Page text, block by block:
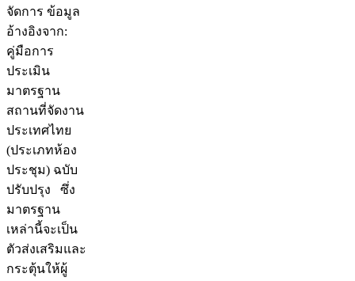
จัดการ ข้อมูล
อ้างอิงจาก:
คู่มือการ
ประเมิน
มาตรฐาน
สถานที่จัดงาน
ประเทศไทย
(ประเภทห้อง
ประชุม) ฉบับ
ปรับปรุง ซึ่ง
มาตรฐาน
เหล่านี้จะเป็น
ตัวส่งเสริมและ
กระตุ้นให้ผู้